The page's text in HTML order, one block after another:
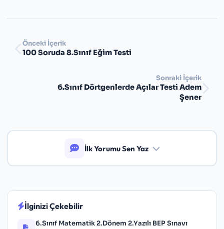
Önceki İçerik
100 Soruda 8.Sınıf Eğim Testi
Sonraki İçerik
6.Sınıf Dörtgenlerde Açılar Testi Adem
Şener
İlk Yorumu Sen Yaz
İlginizi Çekebilir
6.Sınıf Matematik 2.Dönem 2.Yazılı BEP Sınavı